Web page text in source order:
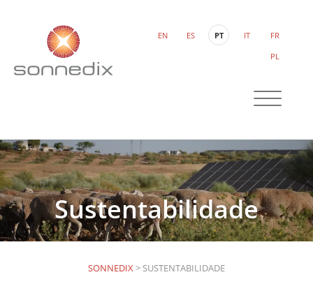
EN ES PT IT
FR
PL
Sustentabilidade
SONNEDIX> SUSTENTABILIDADE